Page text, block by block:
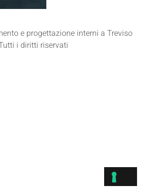
e progettazione interni a Treviso
i diritti riservati